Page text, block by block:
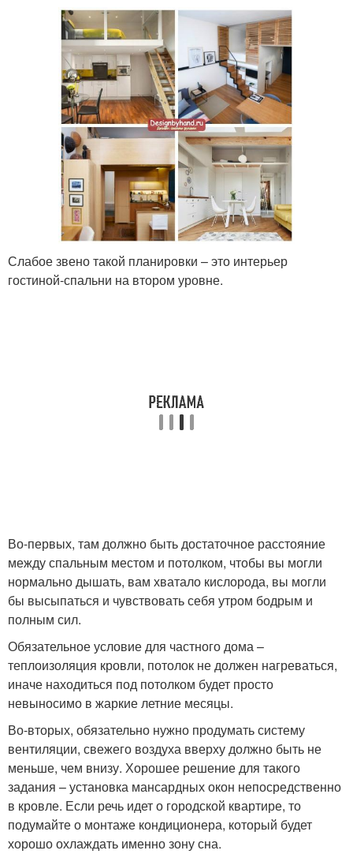
Слабое звено такой планировки – это интерьер
гостиной-спальни на втором уровне.
Во-первых, там должно быть достаточное расстояние
между спальным местом и потолком, чтобы вы могли
нормально дышать, вам хватало кислорода, вы могли
бы высыпаться и чувствовать себя утром бодрым и
полным сил.
Обязательное условие для частного дома –
теплоизоляция кровли, потолок не должен нагреваться,
иначе находиться под потолком будет просто
невыносимо в жаркие летние месяцы.
Во-вторых, обязательно нужно продумать систему
вентиляции, свежего воздуха вверху должно быть не
меньше, чем внизу. Хорошее решение для такого
задания – установка мансардных окон непосредственно
в кровле. Если речь идет о городской квартире, то
подумайте о монтаже кондиционера, который будет
хорошо охлаждать именно зону сна.